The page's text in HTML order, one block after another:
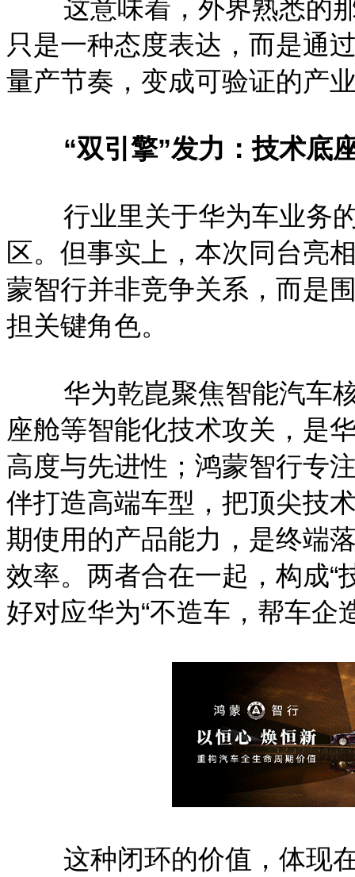
这意味着，外界熟悉的那
只是一种态度表达，而是通
量产节奏，变成可验证的产
“双引擎”发力：技术底座
行业里关于华为车业务的
区。但事实上，本次同台亮
蒙智行并非竞争关系，而是
担关键角色。
华为乾崑聚焦智能汽车核
座舱等智能化技术攻关，是
高度与先进性；鸿蒙智行专
伴打造高端车型，把顶尖技
期使用的产品能力，是终端
效率。两者合在一起，构成“
好对应华为“不造车，帮车企
这种闭环的价值，体现在“